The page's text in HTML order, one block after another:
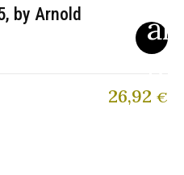
by Arnold
26,92 €